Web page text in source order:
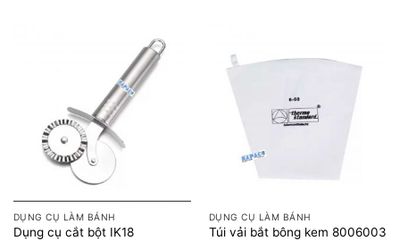
DỤNG CỤ LÀM BÁNH
Dụng cụ cắt bột IK18
DỤNG CỤ LÀM BÁNH
Túi vải bắt bông kem 8006003